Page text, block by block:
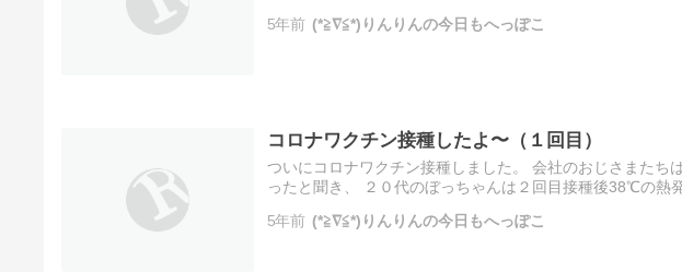
5年前 (*≧∇≦*)りんりんの今日もへっぽこ
コロナワクチン接種したよ〜（１回目）
ついにコロナワクチン接種しました。 会社のおじさまたち
ったと聞き、 ２０代のぼっちゃんは２回目接種後38℃の熱
5年前 (*≧∇≦*)りんりんの今日もへっぽこ